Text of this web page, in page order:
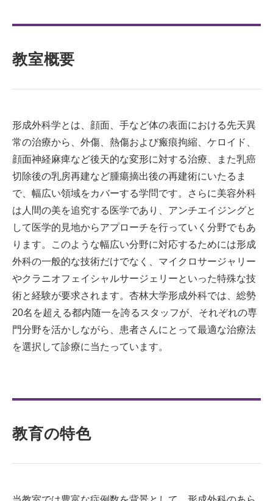
教室概要
形成外科学とは、顔面、手など体の表面における先天異
常の治療から、外傷、熱傷および瘢痕拘縮、ケロイド、
顔面神経麻痺など後天的な変形に対する治療、また乳癌
切除後の乳房再建など腫瘍摘出後の再建術にいたるま
で、幅広い領域をカバーする学問です。さらに美容外科
は人間の美を追究する医学であり、アンチエイジングと
して医学的見地からアプローチを行っていく分野でもあ
ります。このような幅広い分野に対応するためには形成
外科の一般的な技術だけでなく、マイクロサージャリー
やクラニオフェイシャルサージェリーといった特殊な技
術と経験が要求されます。杏林大学形成外科では、総勢
20名を超える都内随一を誇るスタッフが、それぞれの専
門分野を活かしながら、患者さんにとって最適な治療法
を選択して診療に当たっています。
教育の特色